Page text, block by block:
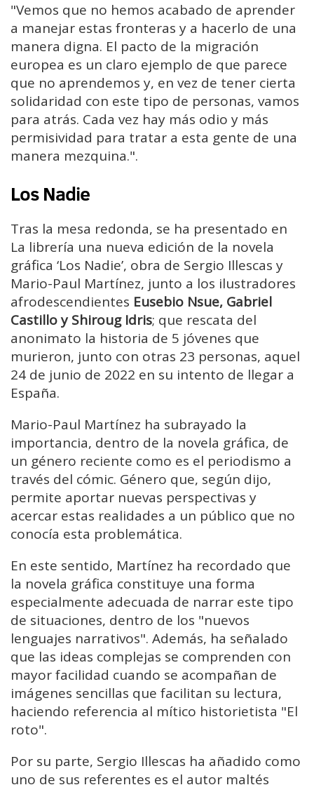
"Vemos que no hemos acabado de aprender
a manejar estas fronteras y a hacerlo de una
manera digna. El pacto de la migración
europea es un claro ejemplo de que parece
que no aprendemos y, en vez de tener cierta
solidaridad con este tipo de personas, vamos
para atrás. Cada vez hay más odio y más
permisividad para tratar a esta gente de una
manera mezquina.".
Los Nadie
Tras la mesa redonda, se ha presentado en
La librería una nueva edición de la novela
gráfica ‘Los Nadie’, obra de Sergio Illescas y
Mario-Paul Martínez, junto a los ilustradores
afrodescendientes Eusebio Nsue, Gabriel
Castillo y Shiroug Idris; que rescata del
anonimato la historia de 5 jóvenes que
murieron, junto con otras 23 personas, aquel
24 de junio de 2022 en su intento de llegar a
España.
Mario-Paul Martínez ha subrayado la
importancia, dentro de la novela gráfica, de
un género reciente como es el periodismo a
través del cómic. Género que, según dijo,
permite aportar nuevas perspectivas y
acercar estas realidades a un público que no
conocía esta problemática.
En este sentido, Martínez ha recordado que
la novela gráfica constituye una forma
especialmente adecuada de narrar este tipo
de situaciones, dentro de los "nuevos
lenguajes narrativos". Además, ha señalado
que las ideas complejas se comprenden con
mayor facilidad cuando se acompañan de
imágenes sencillas que facilitan su lectura,
haciendo referencia al mítico historietista "El
roto".
Por su parte, Sergio Illescas ha añadido como
uno de sus referentes es el autor maltés